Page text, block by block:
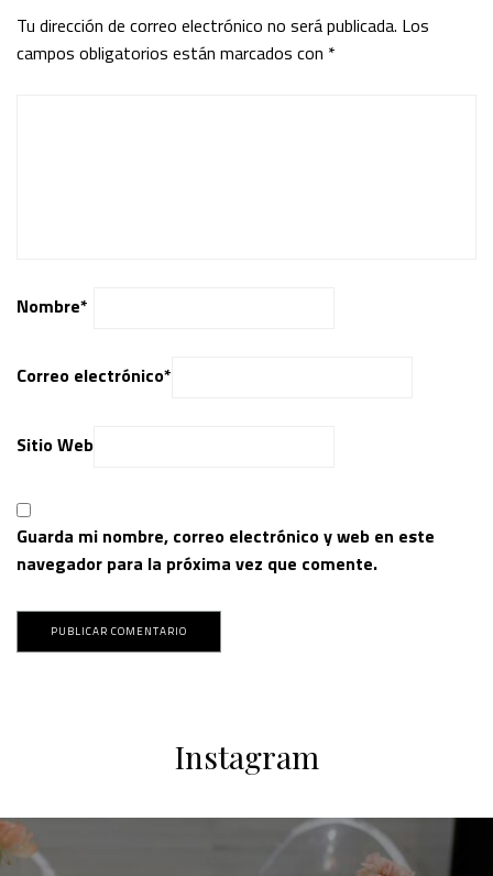
Tu dirección de correo electrónico no será publicada. Los
campos obligatorios están marcados con *
Nombre*
Correo electrónico*
Sitio Web
Guarda mi nombre, correo electrónico y web en este
navegador para la próxima vez que comente.
Instagram